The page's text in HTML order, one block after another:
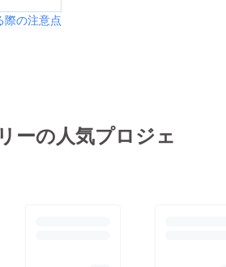
際の注意点
ーの人気プロジェ